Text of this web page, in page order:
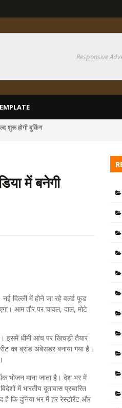
Responsive
में बनेगी
दिल्ली में होने जा रहे वर्ल्ड फूड
आम तौर पर चावल, दाल, मोटे
इसमें धीमी आंच पर खिचड़ी तैयार
का ब्रांड अंबेसडर बनाया गया है।
भोजन माना जाता है। देश भर में
में भारतीय दूतावास प्रचारित
है कि दुनिया भर में हर रेस्टोरेंट और